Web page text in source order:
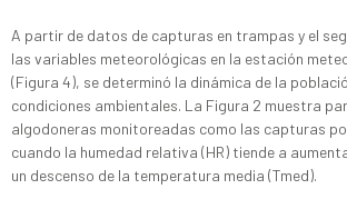
A partir de datos de capturas en trampas y el
las variables meteorológicas en la estación
(Figura 4), se determinó la dinámica de la
condiciones ambientales. La Figura 2 muestra
algodoneras monitoreadas como las capturas
cuando la humedad relativa (HR) tiende a
un descenso de la temperatura media (Tmed).